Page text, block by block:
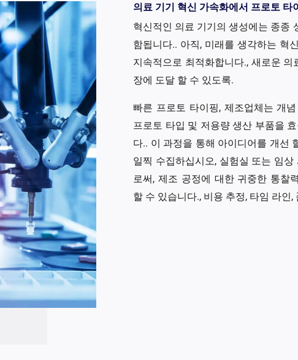
의료 기기 혁신 가속화에서 프로토 타
혁신적인 의료 기기의 생성에는 종종
함됩니다.. 아직, 미래를 생각하는 혁
지속적으로 최적화합니다., 새로운
장에 도달 할 수 있도록.
빠른 프로토 타이핑, 제조업체는 개
프로토 타입 및 저용량 생산 부품을
다.. 이 과정을 통해 아이디어를 개선
일찍 수집하십시오, 실험실 또는 임
로써, 제조 공정에 대한 귀중한 통찰
할 수 있습니다., 비용 추정, 타임 라인,